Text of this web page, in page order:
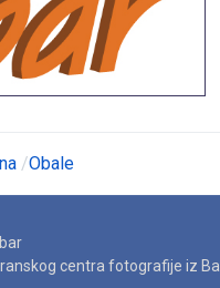
Obale
centra fotografije iz